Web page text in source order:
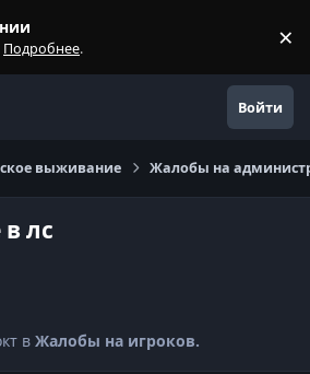
Подробнее. ×
Войти
выживание Жалобы на
лс
вЖалобы на игроков.